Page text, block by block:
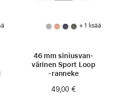
+ 1 lisää
46 mm siniusvan­
värinen Sport Loop
‑ranneke
49,00 €